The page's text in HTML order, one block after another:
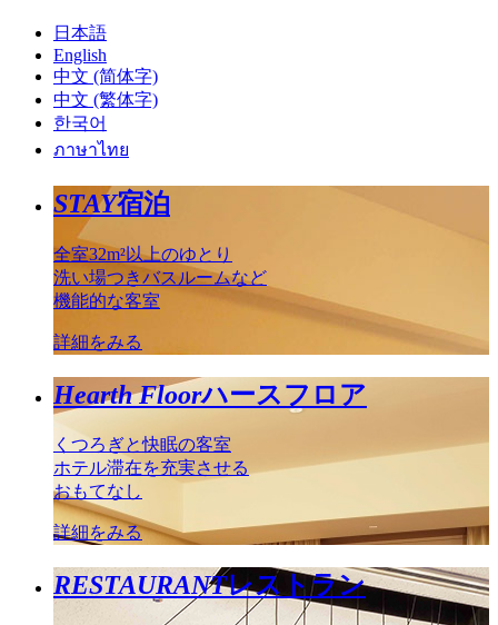
日本語
English
中文 (简体字)
中文 (繁体字)
한국어
ภาษาไทย
STAY宿泊
全室32m²以上のゆとり
洗い場つきバスルームなど
機能的な客室
詳細をみる
Hearth Floorハースフロア
くつろぎと快眠の客室
ホテル滞在を充実させる
おもてなし
詳細をみる
RESTAURANTレストラン